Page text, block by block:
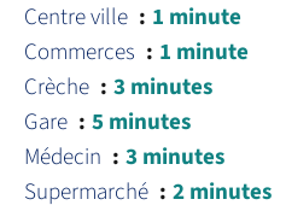
Centre ville
1 minute
Commerces
1 minute
Crèche
3 minutes
Gare
5 minutes
Médecin
3 minutes
Supermarché
2 minutes